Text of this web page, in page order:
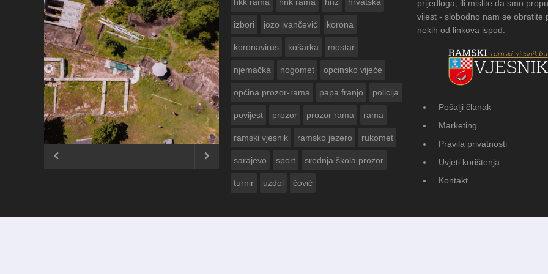
ČESTITKA RAMSKOG VJESNIKA ZA
USKRS 2023. GODINE
FOTOGALERIJA:
Vasti
 
izbori jozo ivančević korona
koronavirus košarka mostar
njemačka nogomet opcinsko vijeće
općina prozor-rama papa franjo policija
povijest prozor prozor rama rama
ramski vjesnik ramsko jezero rukomet
sarajevo sport srednja škola prozor
turnir uzdol čović
prijedloga, ili mislite da smo
vijest - slobodno nam se obratite
nekih od linkova ispod.
Pošalji članak
Marketing
Pravila privatnosti
Uvjeti korištenja
Kontakt